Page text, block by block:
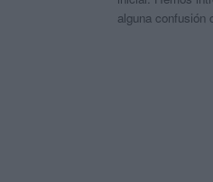
alguna confusión